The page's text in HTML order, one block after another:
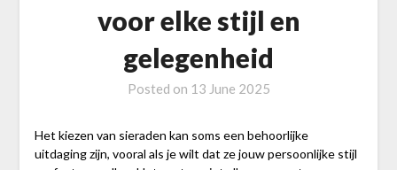
voor elke stijl en
gelegenheid
Posted on 13 June 2025
Het kiezen van sieraden kan soms een behoorlijke
uitdaging zijn, vooral als je wilt dat ze jouw persoonlijke stijl